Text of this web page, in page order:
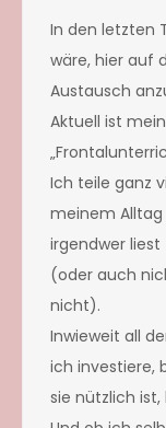
In den letzten
wäre, hier auf
Austausch
Aktuell ist
Ich teile ganz
meinem Alltag
irgendwer
(oder auch
nicht).
Inwieweit all
ich investiere,
sie nützlich